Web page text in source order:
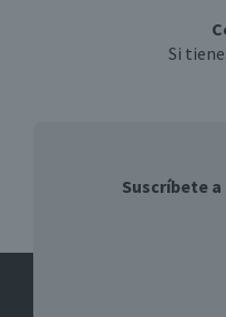
Si
Suscríbete